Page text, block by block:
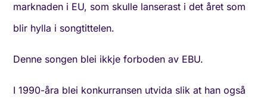
marknaden i EU, som skulle lanserast i det året som
blir hylla i songtittelen.
Denne songen blei ikkje forboden av EBU.
I 1990-åra blei konkurransen utvida slik at han også